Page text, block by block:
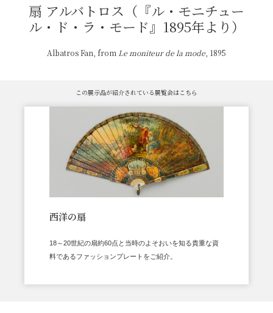
扇 アルバトロス（『ル・モニチュー
ル・ド・ラ・モード』1895年より）
Albatros Fan, from Le moniteur de la mode , 1895
この展示品が紹介されている展覧会はこちら
西洋の扇
18～20世紀の扇約60点と当時のよそおいを知る貴重な資
料であるファッションプレートをご紹介。